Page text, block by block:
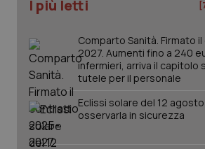
I più letti
Comparto Sanità. Firmato
2027. Aumenti fino a 240
infermieri, arriva il capitolo
tutele per il personale
Eclissi solare del 12
osservarla in sicurezza
_ga